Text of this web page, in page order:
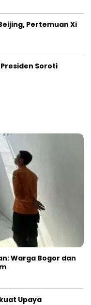
Pertemuan Xi
Soroti
Warga Bogor dan
Upaya